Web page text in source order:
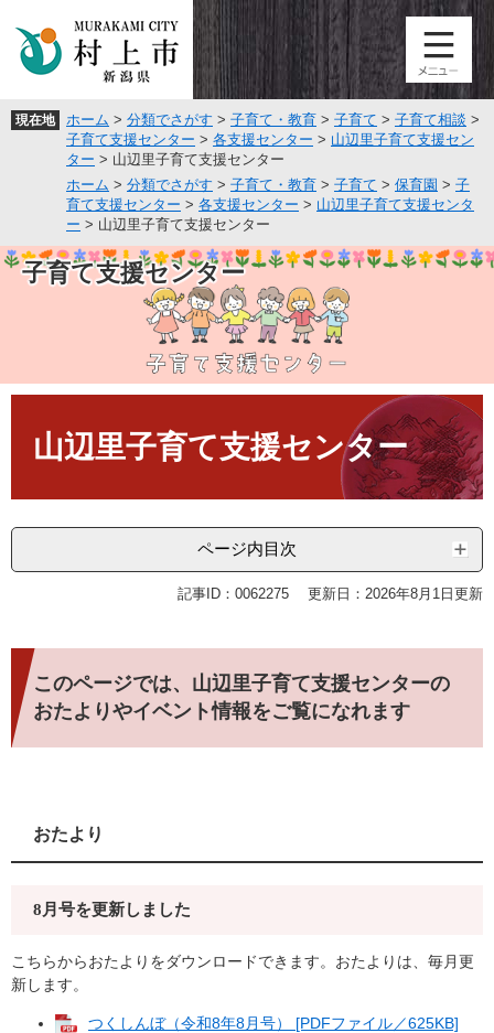
頭
飛
文
へ
現在地 ホーム > 分類でさがす > 子育て・教育 > 子育て > 子育て相談 >
子育て支援センター > 各支援センター > 山辺里子育て支援セン
ター > 山辺里子育て支援センター
ホーム > 分類でさがす > 子育て・教育 > 子育て > 保育園 > 子
育て支援センター > 各支援センター > 山辺里子育て支援センタ
ー > 山辺里子育て支援センター
子育て支援センター
山辺里子育て支援センター
ページ内目次
記事ID：0062275 更新日：2026年8月1日更新
このページでは、山辺里子育て支援センターの
おたよりやイベント情報をご覧になれます
おたより
8月号を更新しました
こちらからおたよりをダウンロードできます。おたよりは、毎月更
新します。
つくしんぼ（令和8年8月号） [PDFファイル／625KB]